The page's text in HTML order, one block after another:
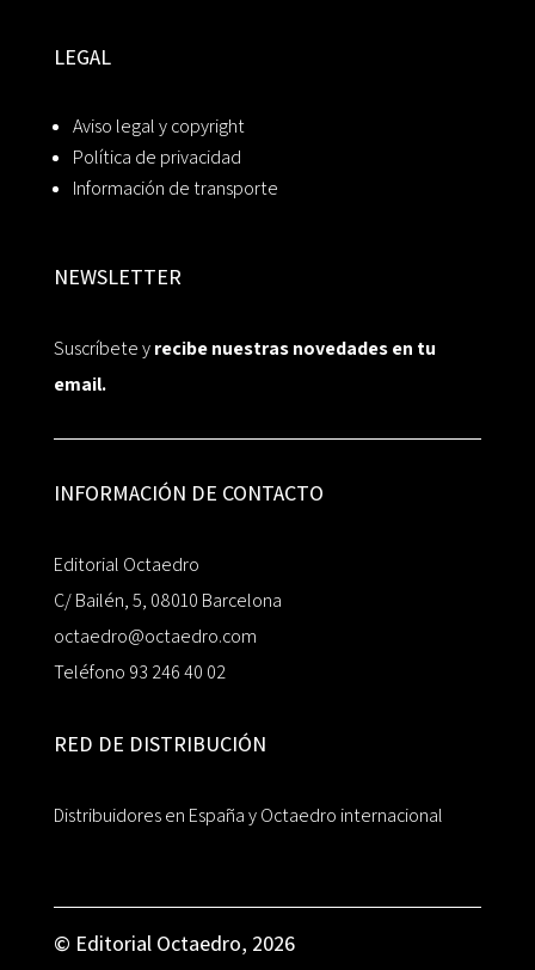
LEGAL
Aviso legal y copyright
Política de privacidad
Información de transporte
NEWSLETTER
Suscríbete yrecibe nuestras novedades en tu
email.
INFORMACIÓN DE CONTACTO
Editorial Octaedro
C/ Bailén, 5, 08010 Barcelona
octaedro@octaedro.com
Teléfono 93 246 40 02
RED DE DISTRIBUCIÓN
Distribuidores en España y Octaedro internacional
© Editorial Octaedro, 2026